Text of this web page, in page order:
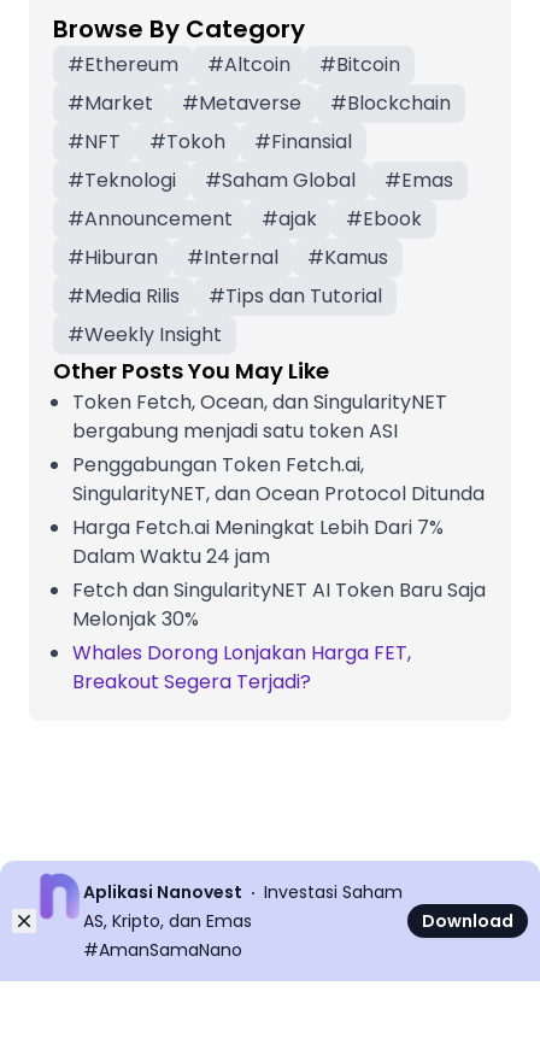
Browse By Category
#Ethereum #Altcoin #Bitcoin
#Market #Metaverse #Blockchain
#NFT #Tokoh #Finansial
#Teknologi #Saham Global #Emas
#Announcement #ajak #Ebook
#Hiburan #Internal #Kamus
#Media Rilis #Tips dan Tutorial
#Weekly Insight
Other Posts You May Like
Token Fetch, Ocean, dan SingularityNET
bergabung menjadi satu token ASI
Penggabungan Token Fetch.ai,
SingularityNET, dan Ocean Protocol Ditunda
Harga Fetch.ai Meningkat Lebih Dari 7%
Dalam Waktu 24 jam
Fetch dan SingularityNET AI Token Baru Saja
Melonjak 30%
Whales Dorong Lonjakan Harga FET,
Breakout Segera Terjadi?
Dismiss
Aplikasi Nanovest
Investasi Saham
AS, Kripto, dan Emas
#AmanSamaNano
Download